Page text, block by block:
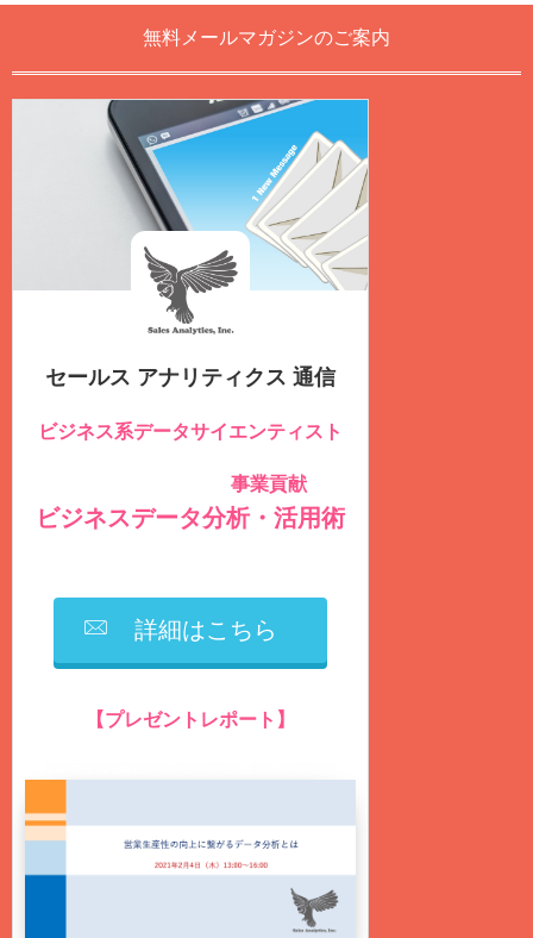
無料メールマガジンのご案内
セールス アナリティクス 通信
ビジネス系データサイエンティスト
事業貢献
ビジネスデータ分析・活用術
詳細はこちら
【プレゼントレポート】